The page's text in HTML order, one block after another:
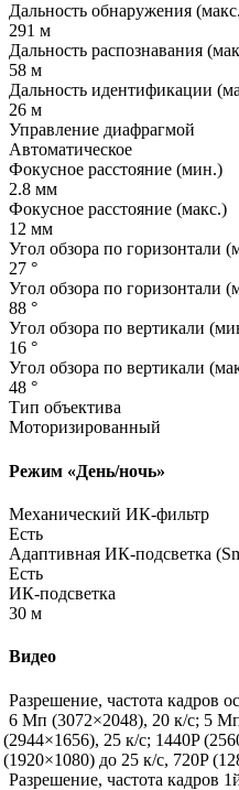
Дальность обнаружения (макс
291 м
Дальность распознавания
58 м
Дальность идентификации
26 м
Управление диафрагмой
Автоматическое
Фокусное расстояние (мин.)
2.8 мм
Фокусное расстояние (макс.)
12 мм
Угол обзора по горизонтали
27 °
Угол обзора по горизонтали
88 °
Угол обзора по вертикали
16 °
Угол обзора по вертикали
48 °
Тип объектива
Моторизированный
Режим «День/ночь»
Механический ИК-фильтр
Есть
Адаптивная ИК-подсветка
Есть
ИК-подсветка
30 м
Видео
Разрешение, частота кадров
6 Мп (3072×2048), 20 к/с; 5
(2944×1656), 25 к/с; 1440P
(1920×1080) до 25 к/с, 720P
Разрешение, частота кадров